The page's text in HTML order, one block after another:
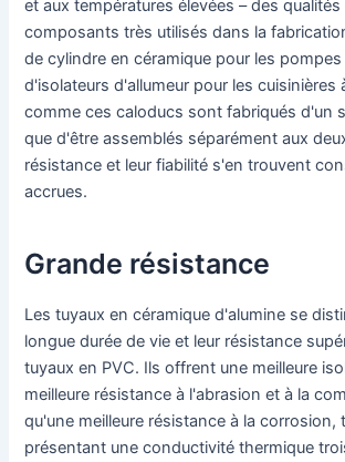
et aux températures élevées – des
composants très utilisés dans la
de cylindre en céramique pour les
d'isolateurs d'allumeur pour les cuisinières
comme ces caloducs sont fabriqués d'un
que d'être assemblés séparément aux
résistance et leur fiabilité s'en trouvent
accrues.
Grande résistance
Les tuyaux en céramique d'alumine se
longue durée de vie et leur résistance
tuyaux en PVC. Ils offrent une meilleure
meilleure résistance à l'abrasion et à la
qu'une meilleure résistance à la corrosion,
présentant une conductivité thermique